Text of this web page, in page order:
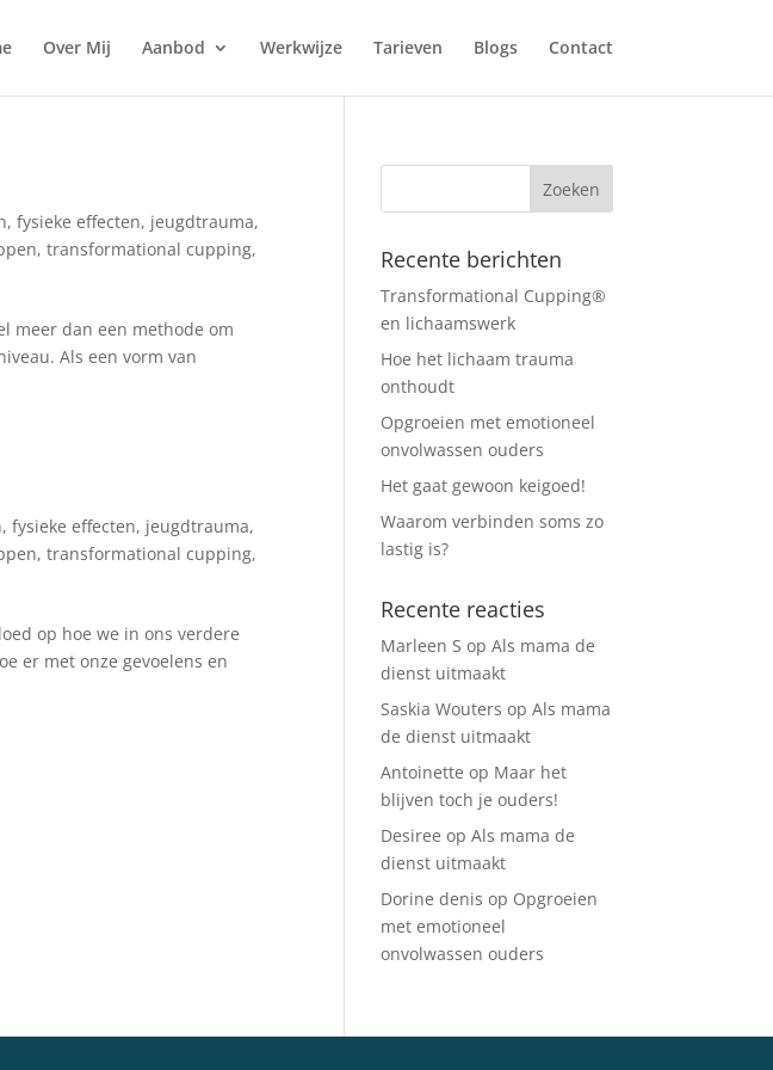
Over Mij Aanbod Werkwijze Tarieven Blogs Contact
,fysieke effecten, jeugdtrauma,
,transformational cupping,
meer dan een methode om
Als een vorm van
,fysieke effecten, jeugdtrauma,
,transformational cupping,
op hoe we in ons verdere
er met onze gevoelens en
Recente berichten
Transformational Cupping®
en lichaamswerk
Hoe het lichaam trauma
onthoudt
Opgroeien met emotioneel
onvolwassen ouders
Het gaat gewoon keigoed!
Waarom verbinden soms zo
lastig is?
Recente reacties
Marleen S opAls mama de
dienst uitmaakt
Saskia Wouters opAls mama
de dienst uitmaakt
Antoinette op Maar het
blijven toch je ouders!
Desiree opAls mama de
dienst uitmaakt
Dorine denis op Opgroeien
met emotioneel
onvolwassen ouders